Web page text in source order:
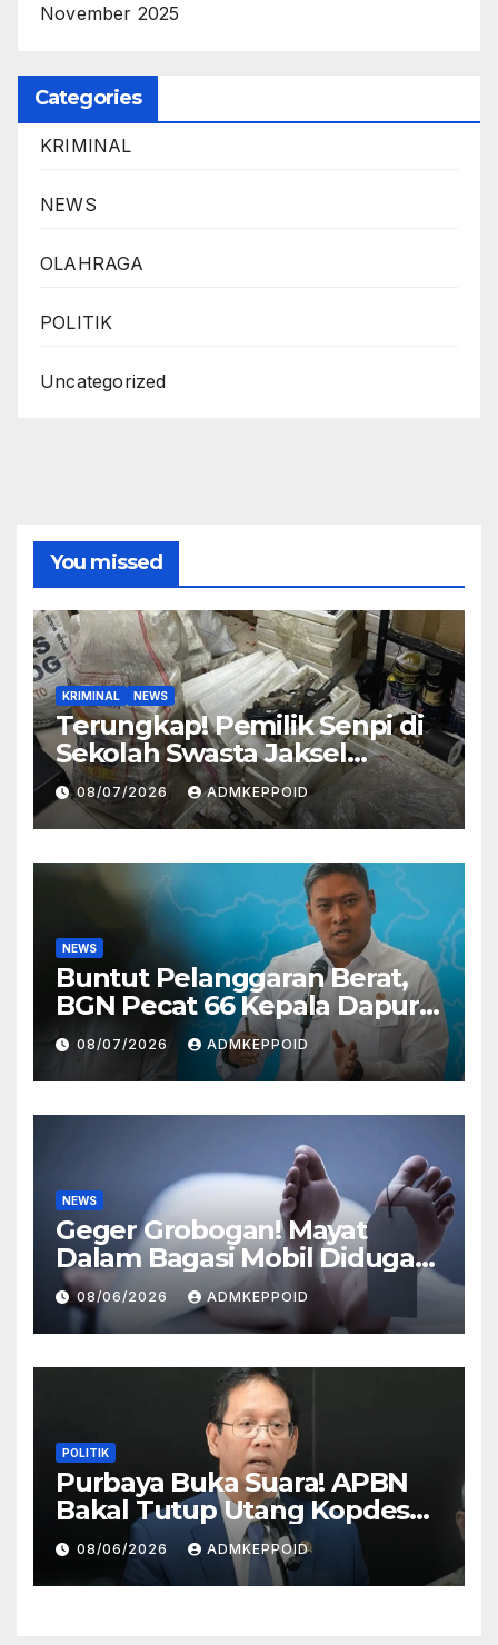
November 2025
Categories
KRIMINAL
NEWS
OLAHRAGA
POLITIK
Uncategorized
You missed
KRIMINAL NEWS
Terungkap! Pemilik Senpi di
Sekolah Swasta Jaksel
Ternyata Direktur
Perusahaan Airsoft Gun
Impor
08/07/2026 ADMKEPPOID
NEWS
Buntut Pelanggaran Berat,
BGN Pecat 66 Kepala Dapur
MBG dan Ungkap Alasannya
08/07/2026 ADMKEPPOID
NEWS
Geger Grobogan! Mayat
Dalam Bagasi Mobil Diduga
Terkait Hilangnya Bos Konter
HP
08/06/2026 ADMKEPPOID
POLITIK
Purbaya Buka Suara! APBN
Bakal Tutup Utang Kopdes
Rp 240 Triliun, Cicilan Rp 40
Triliun per Tahun
08/06/2026 ADMKEPPOID